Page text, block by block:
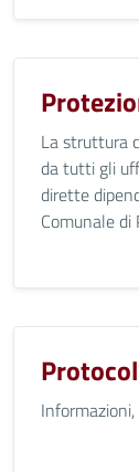
La struttura
da tutti gli
dirette
Comunale di